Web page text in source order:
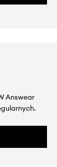
Answear